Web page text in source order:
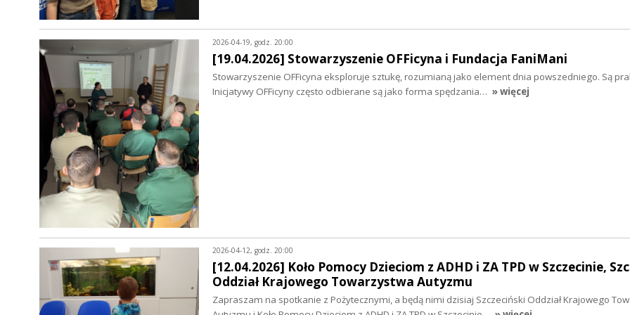
2026-04-19, godz. 20:00
[19.04.2026] Stowarzyszenie OFFicyna i Fundacja FaniMani
Stowarzyszenie OFFicyna eksploruje sztukę, rozumianą jako element dnia powszedniego. Są
Inicjatywy OFFicyny często odbierane są jako forma spędzania… » więcej
2026-04-12, godz. 20:00
[12.04.2026] Koło Pomocy Dzieciom z ADHD i ZA TPD w Szczecinie,
Oddział Krajowego Towarzystwa Autyzmu
Zapraszam na spotkanie z Pożytecznymi, a będą nimi dzisiaj Szczeciński Oddział Krajowego